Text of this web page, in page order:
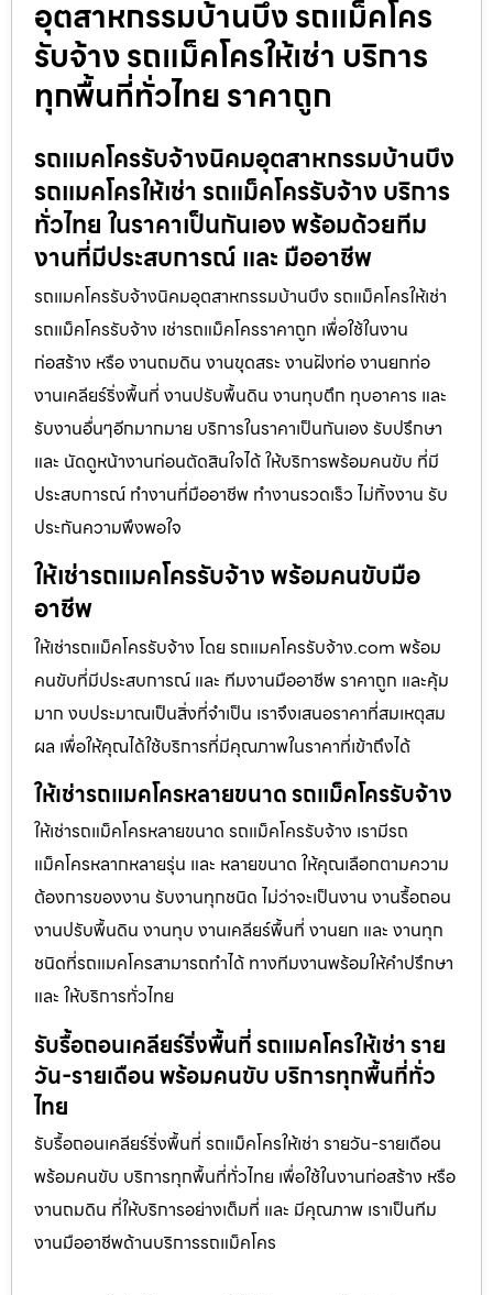
อุตสาหกรรมบ้านบึง รถแม็คโคร
รับจ้าง รถแม็คโครให้เช่า บริการ
ทุกพื้นที่ทั่วไทย ราคาถูก
รถแมคโครรับจ้างนิคมอุตสาหกรรมบ้านบึง
รถแมคโครให้เช่า รถแม็คโครรับจ้าง บริการ
ทั่วไทย ในราคาเป็นกันเอง พร้อมด้วยทีม
งานที่มีประสบการณ์ และ มืออาชีพ
รถแมคโครรับจ้างนิคมอุตสาหกรรมบ้านบึง รถแม็คโครให้เช่า
รถแม็คโครรับจ้าง เช่ารถแม็คโครราคาถูก เพื่อใช้ในงาน
ก่อสร้าง หรือ งานถมดิน งานขุดสระ งานฝังท่อ งานยกท่อ
งานเคลียร์ริ่งพื้นที่ งานปรับพื้นดิน งานทุบตึก ทุบอาคาร และ
รับงานอื่นๆอีกมากมาย บริการในราคาเป็นกันเอง รับปรึกษา
และ นัดดูหน้างานก่อนตัดสินใจได้ ให้บริการพร้อมคนขับ ที่มี
ประสบการณ์ ทำงานที่มืออาชีพ ทำงานรวดเร็ว ไม่ทิ้งงาน รับ
ประกันความพึงพอใจ
ให้เช่ารถแมคโครรับจ้าง พร้อมคนขับมือ
อาชีพ
ให้เช่ารถแม็คโครรับจ้าง โดย รถแมคโครรับจ้าง.com พร้อม
คนขับที่มีประสบการณ์ และ ทีมงานมืออาชีพ ราคาถูก และคุ้ม
มาก งบประมาณเป็นสิ่งที่จำเป็น เราจึงเสนอราคาที่สมเหตุสม
ผล เพื่อให้คุณได้ใช้บริการที่มีคุณภาพในราคาที่เข้าถึงได้
ให้เช่ารถแมคโครหลายขนาด รถแม็คโครรับจ้าง
ให้เช่ารถแม็คโครหลายขนาด รถแม็คโครรับจ้าง เรามีรถ
แม็คโครหลากหลายรุ่น และ หลายขนาด ให้คุณเลือกตามความ
ต้องการของงาน รับงานทุกชนิด ไม่ว่าจะเป็นงาน งานรื้อถอน
งานปรับพื้นดิน งานทุบ งานเคลียร์พื้นที่ งานยก และ งานทุก
ชนิดที่รถแมคโครสามารถทำได้ ทางทีมงานพร้อมให้คำปรึกษา
และ ให้บริการทั่วไทย
รับรื้อถอนเคลียร์ริ่งพื้นที่ รถแมคโครให้เช่า ราย
วัน-รายเดือน พร้อมคนขับ บริการทุกพื้นที่ทั่ว
ไทย
รับรื้อถอนเคลียร์ริ่งพื้นที่ รถแม็คโครให้เช่า รายวัน-รายเดือน
พร้อมคนขับ บริการทุกพื้นที่ทั่วไทย เพื่อใช้ในงานก่อสร้าง หรือ
งานถมดิน ที่ให้บริการอย่างเต็มที่ และ มีคุณภาพ เราเป็นทีม
งานมืออาชีพด้านบริการรถแม็คโคร